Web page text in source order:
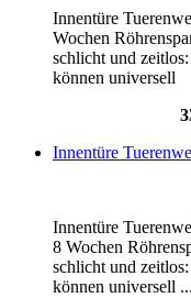
Innentüre
Wochen
schlicht und
können universell
Innentüre
Innentüre
8 Wochen
schlicht und
können universell ...